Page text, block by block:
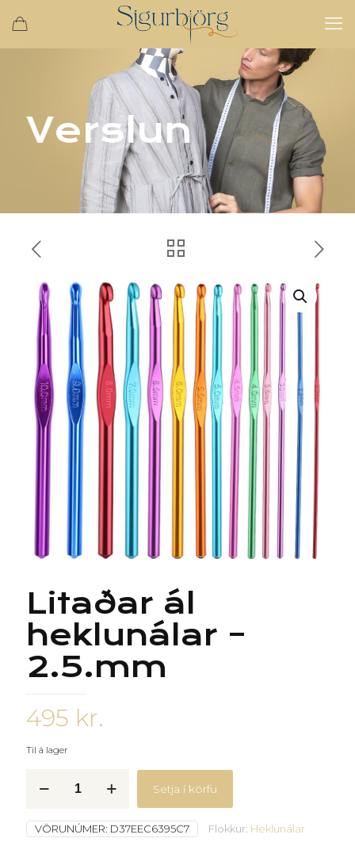
Verslun
Litaðar ál
heklunálar –
2.5.mm
495 kr.
Til á lager
-
2.5.mm
Setja í körfu
VÖRUNÚMER: D37EEC6395C7 Flokkur: Heklunálar